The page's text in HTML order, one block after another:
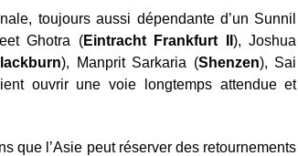
toujours aussi dépendante d’un Sunnil
Ghotra (Eintracht Frankfurt II ), Joshua
), Manprit Sarkaria (Shenzen), Sai
ouvrir une voie longtemps attendue et
que l’Asie peut réserver des retournements